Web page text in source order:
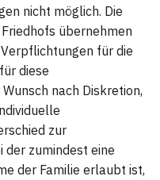
nicht möglich. Die
übernehmen
für die
diese
nach Diskretion,
zur
der zumindest eine
der Familie erlaubt ist,